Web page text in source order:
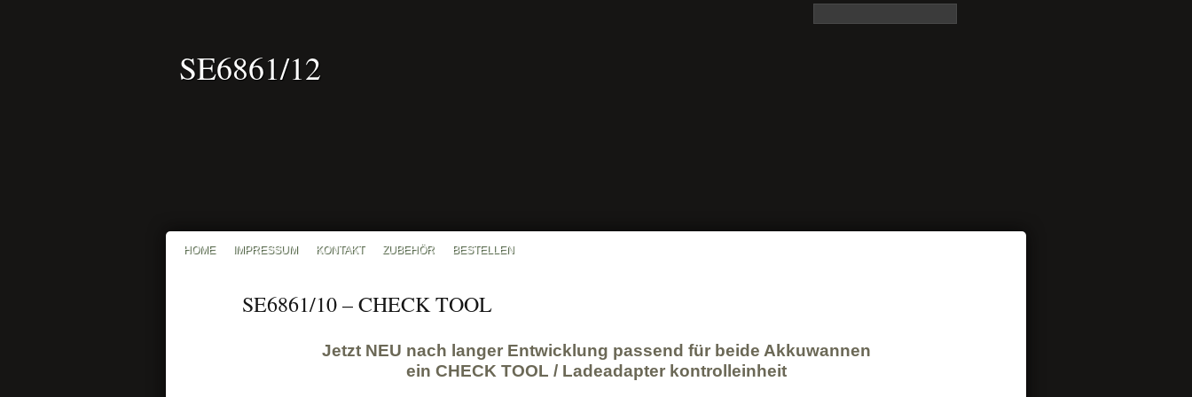
SE6861/12
HOME IMPRESSUM KONTAKT ZUBEHÖR BESTELLEN
SE6861/10 – CHECK TOOL
Jetzt NEU nach langer Entwicklung passend für beide Akkuwannen
ein CHECK TOOL / Ladeadapter kontrolleinheit